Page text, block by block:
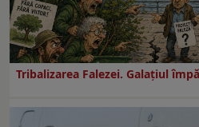
Tribalizarea Falezei. Galațiul